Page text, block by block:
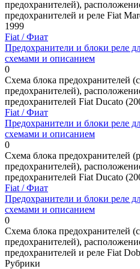
предохранителей),
предохранителей и реле Fiat
1999
Fiat / Фиат
Предохранители и блоки реле
схемами и описанием
0
Схема блока предохранителей
предохранителей),
предохранителей Fiat Ducato
Fiat / Фиат
Предохранители и блоки реле
схемами и описанием
0
Схема блока предохранителей
предохранителей),
предохранителей Fiat Ducato
Fiat / Фиат
Предохранители и блоки реле
схемами и описанием
0
Схема блока предохранителей
предохранителей),
предохранителей и реле Fiat
Рубрики